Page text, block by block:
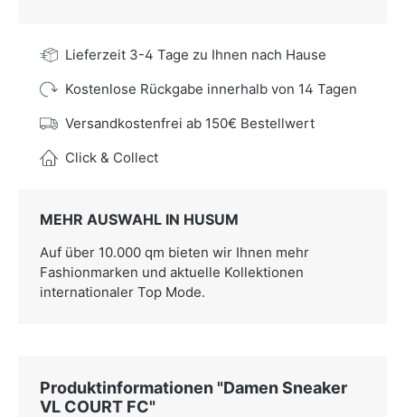
Lieferzeit 3-4 Tage zu Ihnen nach Hause
Kostenlose Rückgabe innerhalb von 14 Tagen
Versandkostenfrei ab 150€ Bestellwert
Click & Collect
MEHR AUSWAHL IN HUSUM
Auf über 10.000 qm bieten wir Ihnen mehr
Fashionmarken und aktuelle Kollektionen
internationaler Top Mode.
Produktinformationen "Damen Sneaker
VL COURT FC"